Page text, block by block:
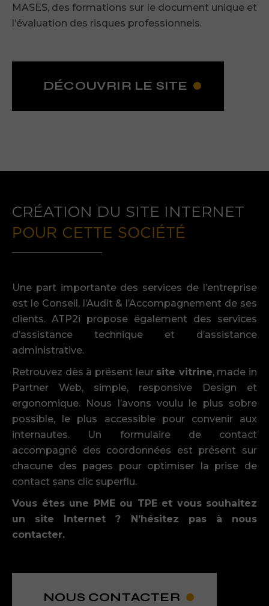
MASES, des formations sur le document unique et
l’évaluation des risques professionnels.
DÉCOUVRIR LE SITE
CRÉATION DU SITE INTERNET
POUR CETTE SOCIÉTÉ
Une part importante des services de l’entreprise
est le Conseil, l’Audit & l’Accompagnement de ses
clients. ATP2i propose également des services
d’assistance technique et d’assistance
administrative.
Retrouvez dès à présent leur site vitrine, made in
Partner Web, simple, responsive Design et
ergonomique. Nous l’avons voulu le plus sobre
possible, le plus accessible pour convenir aux
internautes. Un formulaire de contact
accompagné des coordonnées est présent sur
chacune des pages pour optimiser la prise de
contact sans clic superflu.
Vous êtes une PME ou TPE et vous souhaitez
un site Internet ? N’hésitez pas à nous
contacter.
NOUS CONTACTER